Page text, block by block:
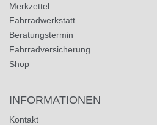
Merkzettel
Fahrradwerkstatt
Beratungstermin
Fahrradversicherung
Shop
INFORMATIONEN
Kontakt